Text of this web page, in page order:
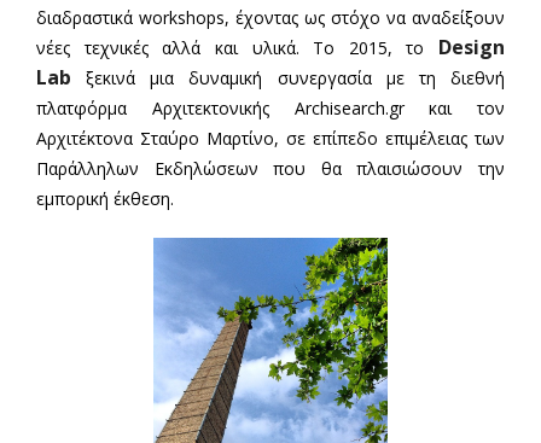
διαδραστικά workshops, έχοντας ως στόχο να αναδείξουν
νέες τεχνικές αλλά και υλικά. Το 2015, το Design
Lab ξεκινά μια δυναμική συνεργασία με τη διεθνή
πλατφόρμα Αρχιτεκτονικής Archisearch.gr και τον
Αρχιτέκτονα Σταύρο Μαρτίνο, σε επίπεδο επιμέλειας των
Παράλληλων Εκδηλώσεων που θα πλαισιώσουν την
εμπορική έκθεση.